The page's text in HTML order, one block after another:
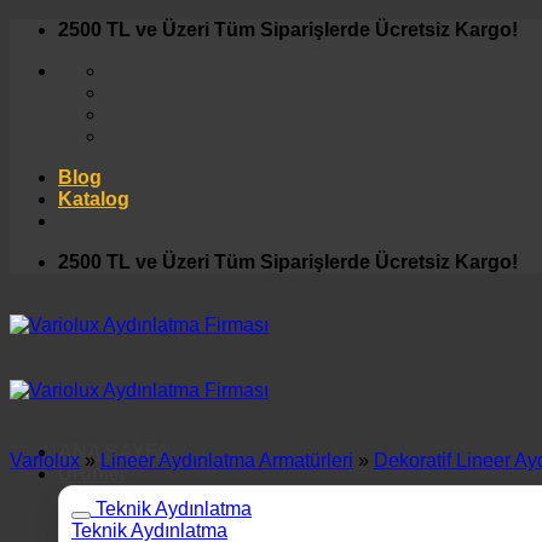
İçeriğe2500 TL ve Üzeri Tüm Siparişlerde Ücretsiz Kargo!
Blog
Katalog
2500 TL ve Üzeri Tüm Siparişlerde Ücretsiz Kargo!
ANA SAYFA
Ürünler
Teknik Aydınlatma
Teknik Aydınlatma
Variolux » Lineer Aydınlatma Armatürleri » Dekoratif Lineer